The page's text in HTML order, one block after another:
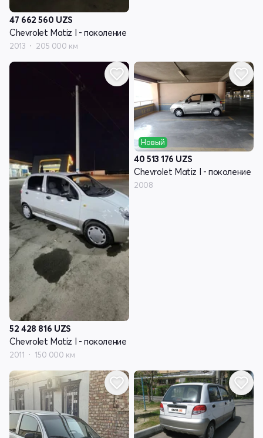
47 662 560 UZS
Chevrolet Matiz I - поколение
2013 205 000 км
52 428 816 UZS
Chevrolet Matiz I - поколение
2011 150 000 км
Новый
40 513 176 UZS
Chevrolet Matiz I - поколение
2008